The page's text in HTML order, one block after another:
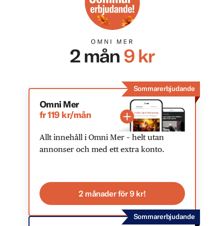
Sommarerbjudande
Omni Mer
fr 119 kr/mån
Allt innehåll i Omni Mer – helt utan
annonser och med ett extra konto.
2 månader för 9 kr!
Sommarerbjudande